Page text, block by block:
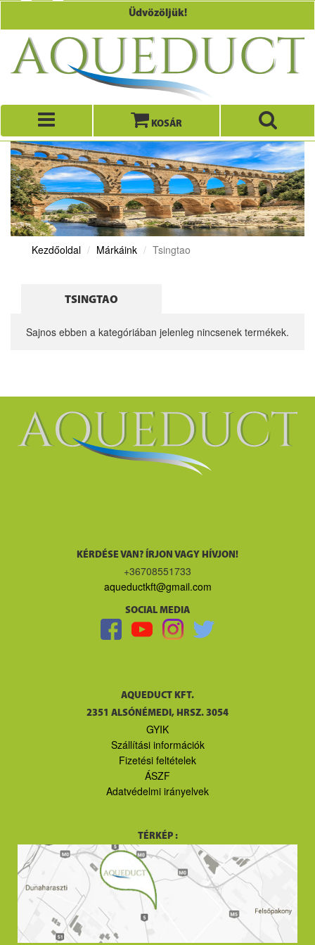
Üdvözöljük!
KOSÁR
Kezdőoldal Márkáink Tsingtao
TSINGTAO
Sajnos ebben a kategóriában jelenleg nincsenek termékek.
KÉRDÉSE VAN? ÍRJON VAGY HÍVJON!
+36708551733
aqueductkft@gmail.com
SOCIAL MEDIA
AQUEDUCT KFT.
2351 ALSÓNÉMEDI, HRSZ. 3054
GYIK
Szállítási információk
Fizetési feltételek
ÁSZF
Adatvédelmi irányelvek
TÉRKÉP :